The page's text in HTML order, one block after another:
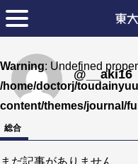
Warning: Undefined
/home/doctorj/
content/themes/journal/
@__aki16
総合
まだ記事がありません